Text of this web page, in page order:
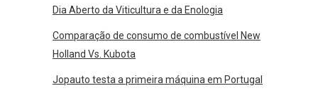
Dia Aberto da Viticultura e da Enologia
Comparação de consumo de combustível New
Holland Vs. Kubota
Jopauto testa a primeira máquina em Portugal